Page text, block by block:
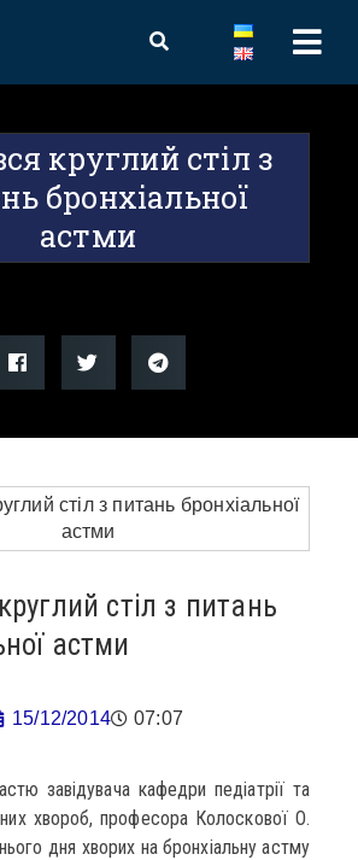
круглий стіл з
бронхіальної
астми
стіл з питань
астми
15/12/2014 07:07
завідувача кафедри педіатрії та
хвороб, професора Колоскової О.
дня хворих на бронхіальну астму